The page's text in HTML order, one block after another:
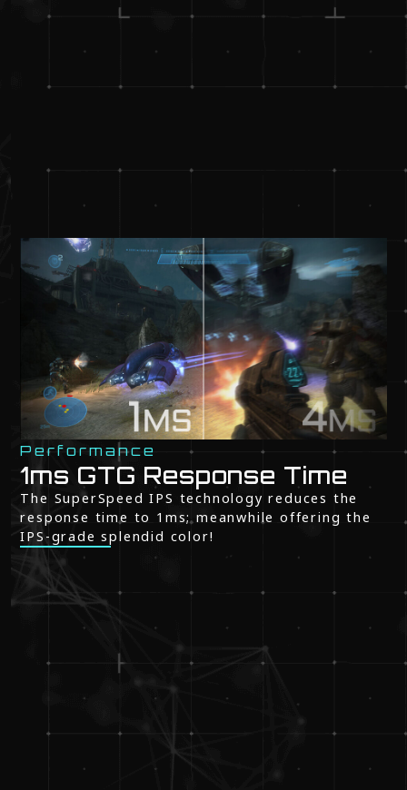
Performance
1ms GTG Response Time
The SuperSpeed IPS technology reduces the
response time to 1ms; meanwhile offering the
IPS-grade splendid color!